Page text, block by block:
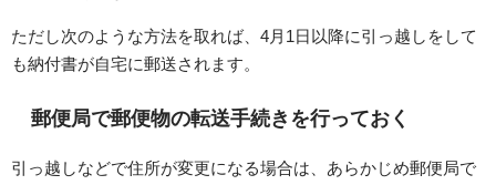
ただし次のような方法を取れば、4月1日以降に引っ越しをして
も納付書が自宅に郵送されます。
郵便局で郵便物の転送手続きを行っておく
引っ越しなどで住所が変更になる場合は、あらかじめ郵便局で